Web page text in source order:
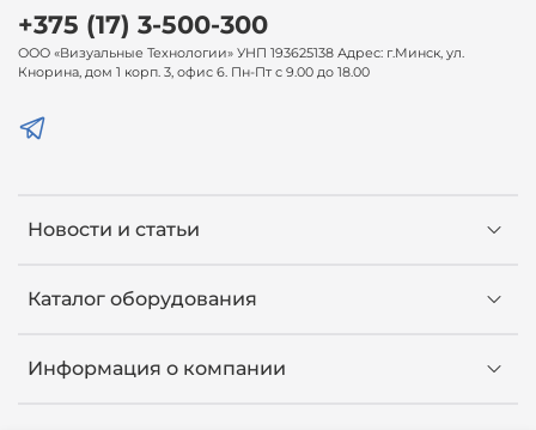
Новости и статьи
Каталог оборудования
Информация о компании
+375 (17) 3-500-300
ООО «Визуальные Технологии» УНП 193625138 Адрес: г.Минск, ул.
Кнорина, дом 1 корп. 3, офис 6. Пн-Пт с 9.00 до 18.00